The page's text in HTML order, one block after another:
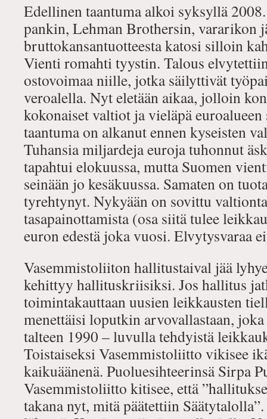
Edellinen taantuma alkoi syksyllä
pankin, Lehman Brothersin, vararikon
bruttokansantuotteesta katosi silloin
Vienti romahti tyystin. Talous
ostovoimaa niille, jotka säilyttivät
veroalella. Nyt eletään aikaa, jolloin
kokonaiset valtiot ja vieläpä
taantuma on alkanut ennen kyseisten
Tuhansia miljardeja euroja tuhonnut
tapahtui elokuussa, mutta Suomen
seinään jo kesäkuussa. Samaten on
tyrehtynyt. Nykyään on sovittu
tasapainottamista (osa siitä tulee
euron edestä joka vuosi. Elvytysvaraa
Vasemmistoliiton hallitustaival jää
kehittyy hallituskriisiksi. Jos hallitus
toimintakauttaan uusien leikkausten
menettäisi loputkin arvovallastaan,
talteen 1990 – luvulla tehdyistä
Toistaiseksi Vasemmistoliitto vikisee
kaikuäänenä. Puoluesihteerinsä Sirpa
Vasemmistoliitto kitisee, että
takana nyt, mitä päätettiin